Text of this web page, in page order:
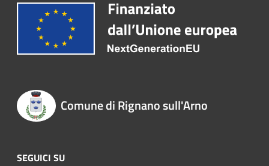
Comune di Rignano sull'Arno
SEGUICI SU